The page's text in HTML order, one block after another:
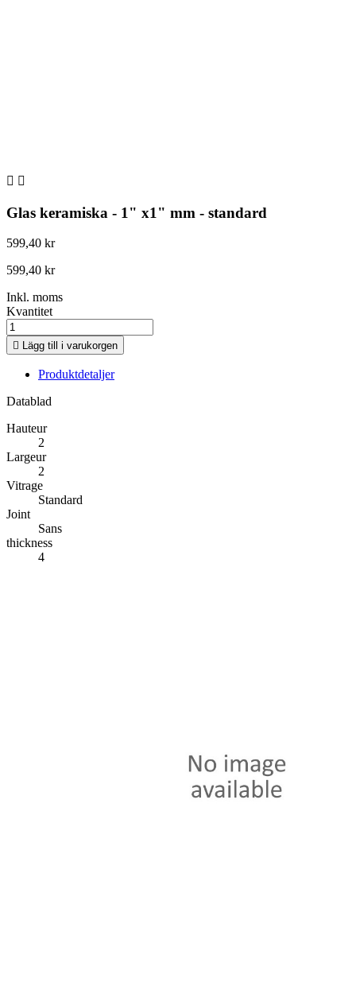
 
Glas keramiska - 1" x1" mm - standard
599,40 kr
599,40 kr
Inkl. moms
Kvantitet
 Lägg till i varukorgen
Produktdetaljer
Datablad
Hauteur
2
Largeur
2
Vitrage
Standard
Joint
Sans
thickness
4